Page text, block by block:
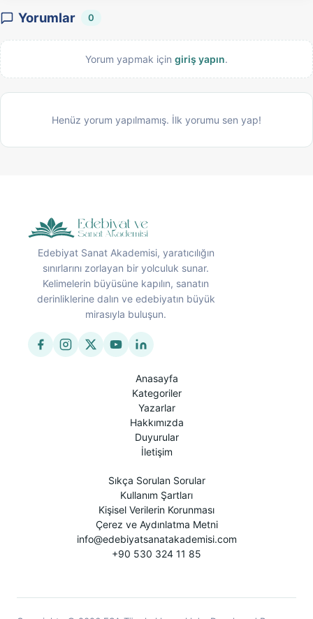
Yorumlar 0
Yorum yapmak için giriş yapın.
Henüz yorum yapılmamış. İlk yorumu sen yap!
Edebiyat Sanat Akademisi, yaratıcılığın
sınırlarını zorlayan bir yolculuk sunar.
Kelimelerin büyüsüne kapılın, sanatın
derinliklerine dalın ve edebiyatın büyük
mirasıyla buluşun.
Anasayfa
Kategoriler
Yazarlar
Hakkımızda
Duyurular
İletişim
Sıkça Sorulan Sorular
Kullanım Şartları
Kişisel Verilerin Korunması
Çerez ve Aydınlatma Metni
info@edebiyatsanatakademisi.com
+90 530 324 11 85